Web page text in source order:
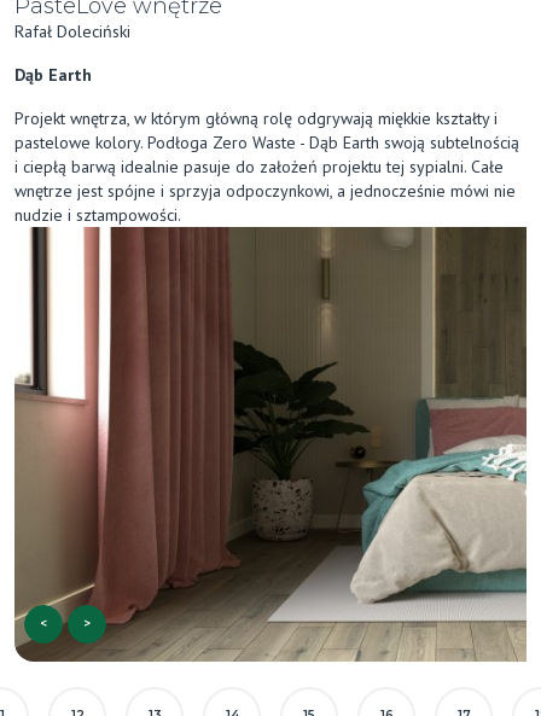
PasteLove wnętrze
Rafał Doleciński
Dąb Earth
Projekt wnętrza, w którym główną rolę odgrywają miękkie kształty i
pastelowe kolory. Podłoga Zero Waste - Dąb Earth swoją subtelnością
i ciepłą barwą idealnie pasuje do założeń projektu tej sypialni. Całe
wnętrze jest spójne i sprzyja odpoczynkowi, a jednocześnie mówi nie
nudzie i sztampowości.
< >